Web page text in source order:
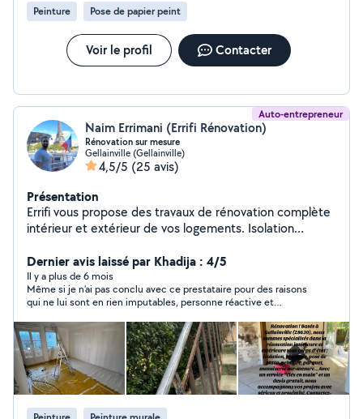
Peinture Pose de papier peint
Voir le profil Contacter
Auto-entrepreneur
Naim Errimani (Errifi Rénovation)
Rénovation sur mesure
Gellainville (Gellainville)
4,5/5 (25 avis)
Présentation
Errifi vous propose des travaux de rénovation complète
intérieur et extérieur de vos logements. Isolation
de plaque de plâtre Création de mezzanine
Aménagement intérieur et extérieur Travaux de finition
Peinture Parquet et revêtement de sol Bardage sur
façade extérieur ou intérieur Plomberie SDB Demandez
votre devis gratuit
Dernier avis laissé par Khadija : 4/5
Il y a plus de 6 mois
Même si je n’ai pas conclu avec ce prestataire pour des raisons
qui ne lui sont en rien imputables, personne réactive et